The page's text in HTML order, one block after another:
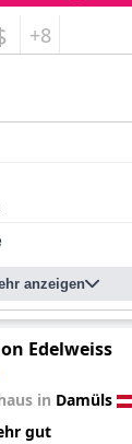
+8
anzeigen
Edelweiss
in Damüls
gut